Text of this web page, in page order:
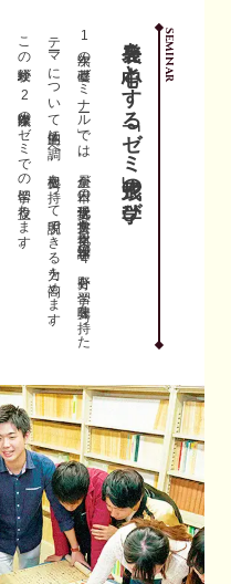
SEMINAR
発表を中心とする
「ゼミ形式」の学び
1
年次の
「基礎ゼ
ミ
ナ
ール
」で
は
、
全員が
日本の
近現代文学、
古典文学、
日本文化、
日本語学の
4
分野を
学習。
興味を
持っ
た
テ
ーマ
に
つ
い
て
主体的に
調べ
、
根拠を
持っ
て
説明で
き
る
力を
高め
ま
す
。
こ
の
経験が
、
2
年次以降の
ゼ
ミ
で
の
学習に
役立ち
ま
す
。